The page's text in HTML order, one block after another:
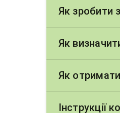
Як зробити
Як
Як
Інструкції